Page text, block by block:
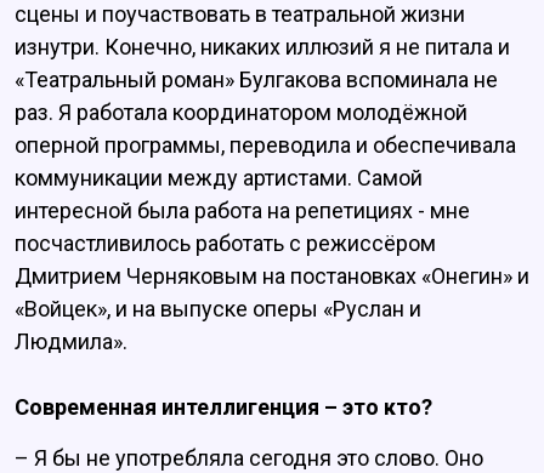
сцены и поучаствовать в театральной жизни
изнутри. Конечно, никаких иллюзий я не питала и
«Театральный роман» Булгакова вспоминала не
раз. Я работала координатором молодёжной
оперной программы, переводила и обеспечивала
коммуникации между артистами. Самой
интересной была работа на репетициях - мне
посчастливилось работать с режиссёром
Дмитрием Черняковым на постановках «Онегин» и
«Войцек», и на выпуске оперы «Руслан и
Людмила».
Современная интеллигенция – это кто?
– Я бы не употребляла сегодня это слово. Оно